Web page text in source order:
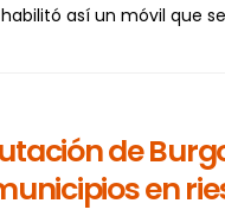
así un móvil que
de
en